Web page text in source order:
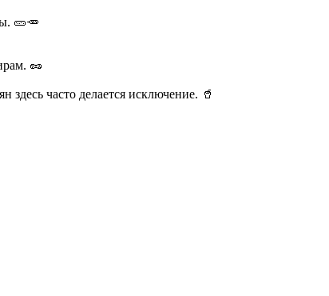
🥒🥕
🥜
часто делается исключение. 🥤